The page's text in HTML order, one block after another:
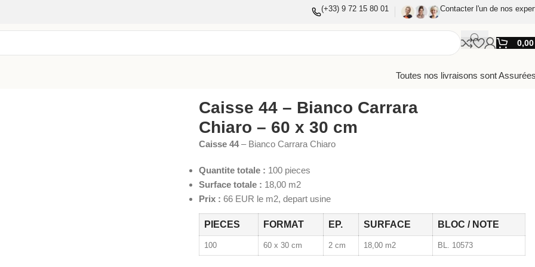
(+33) 9 72 15 80 01 Contacter l'un de nos
Toutes nos livraisons sont
Caisse 44 – Bianco Carrara
Chiaro – 60 x 30 cm
Caisse 44– Bianco Carrara Chiaro
Quantite totale : 100 pieces
Surface totale : 18,00 m2
Prix : 66 EUR le m2, depart usine
PIECES FORMAT EP. SURFACE BLOC / NOTE
100 60 x 30 cm 2 cm 18,00 m2 BL. 10573